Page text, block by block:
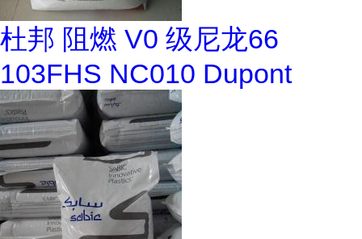
杜邦 阻燃 V0 级尼龙66
103FHS NC010 Dupont